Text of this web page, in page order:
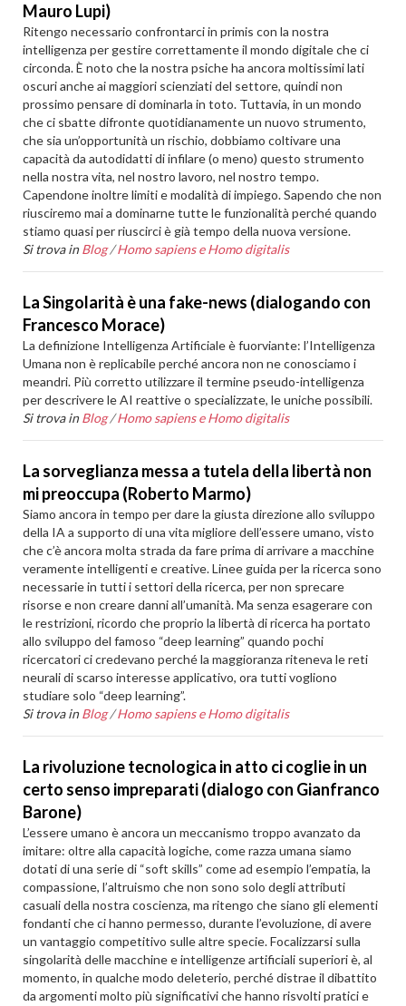
Mauro Lupi)
Ritengo necessario confrontarci in primis con la nostra
intelligenza per gestire correttamente il mondo digitale che ci
circonda. È noto che la nostra psiche ha ancora moltissimi lati
oscuri anche ai maggiori scienziati del settore, quindi non
prossimo pensare di dominarla in toto. Tuttavia, in un mondo
che ci sbatte difronte quotidianamente un nuovo strumento,
che sia un’opportunità un rischio, dobbiamo coltivare una
capacità da autodidatti di infilare (o meno) questo strumento
nella nostra vita, nel nostro lavoro, nel nostro tempo.
Capendone inoltre limiti e modalità di impiego. Sapendo che non
riusciremo mai a dominarne tutte le funzionalità perché quando
stiamo quasi per riuscirci è già tempo della nuova versione.
Si trova in Blog /Homo sapiens e Homo digitalis
La Singolarità è una fake-news (dialogando con
Francesco Morace)
La definizione Intelligenza Artificiale è fuorviante: l’Intelligenza
Umana non è replicabile perché ancora non ne conosciamo i
meandri. Più corretto utilizzare il termine pseudo-intelligenza
per descrivere le AI reattive o specializzate, le uniche possibili.
Si trova in Blog /Homo sapiens e Homo digitalis
La sorveglianza messa a tutela della libertà non
mi preoccupa (Roberto Marmo)
Siamo ancora in tempo per dare la giusta direzione allo sviluppo
della IA a supporto di una vita migliore dell’essere umano, visto
che c’è ancora molta strada da fare prima di arrivare a macchine
veramente intelligenti e creative. Linee guida per la ricerca sono
necessarie in tutti i settori della ricerca, per non sprecare
risorse e non creare danni all’umanità. Ma senza esagerare con
le restrizioni, ricordo che proprio la libertà di ricerca ha portato
allo sviluppo del famoso “deep learning” quando pochi
ricercatori ci credevano perché la maggioranza riteneva le reti
neurali di scarso interesse applicativo, ora tutti vogliono
studiare solo “deep learning”.
Si trova in Blog /Homo sapiens e Homo digitalis
La rivoluzione tecnologica in atto ci coglie in un
certo senso impreparati (dialogo con Gianfranco
Barone)
L’essere umano è ancora un meccanismo troppo avanzato da
imitare: oltre alla capacità logiche, come razza umana siamo
dotati di una serie di “soft skills” come ad esempio l’empatia, la
compassione, l’altruismo che non sono solo degli attributi
casuali della nostra coscienza, ma ritengo che siano gli elementi
fondanti che ci hanno permesso, durante l’evoluzione, di avere
un vantaggio competitivo sulle altre specie. Focalizzarsi sulla
singolarità delle macchine e intelligenze artificiali superiori è, al
momento, in qualche modo deleterio, perché distrae il dibattito
da argomenti molto più significativi che hanno risvolti pratici e